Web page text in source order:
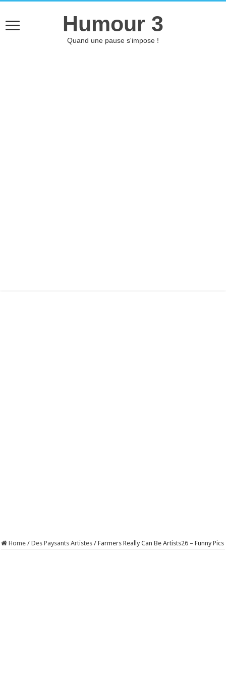
Humour 3
Quand une pause s'impose !
Home / Des Paysants Artistes / Farmers Really Can Be Artists26 – Funny Pics